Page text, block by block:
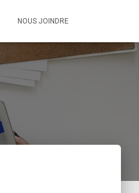
NOUS JOINDRE